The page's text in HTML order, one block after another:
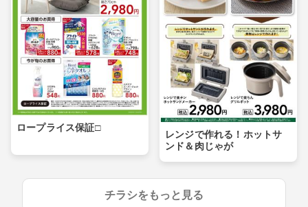
ロープライス保証□
レンジで作れる！ホットサ
ンド＆肉じゃが
チラシをもっと見る